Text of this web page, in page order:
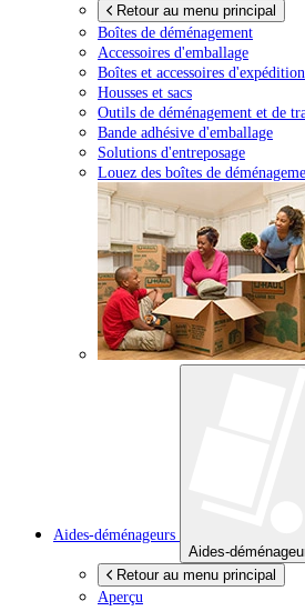
Retour au menu principal
Boîtes de déménagement
Accessoires d'emballage
Boîtes et accessoires d'expédition
Housses et sacs
Outils de déménagement et de
Bande adhésive d'emballage
Solutions d'entreposage
Louez des boîtes de
Aides-déménageurs
Aides-
Retour au menu principal
Aperçu